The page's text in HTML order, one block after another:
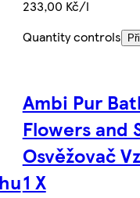
233,00 Kč/l
Quantity controls
Ambi Pur
Flowers and
Osvěžovač
1 X